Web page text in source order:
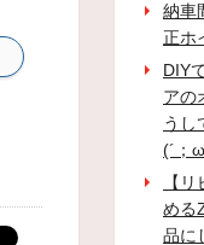
納車
正ホ
DIY
アの
うし
(´；
【
める
品に